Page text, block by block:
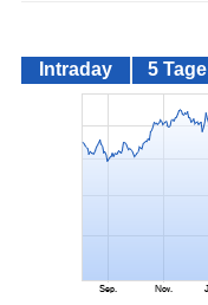
Intraday 5 Tage